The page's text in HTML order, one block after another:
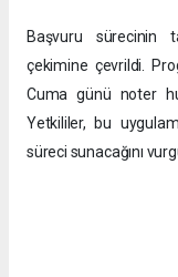
Başvuru sürecinin
çekimine çevrildi.
Cuma günü noter
Yetkililer, bu
süreci sunacağını